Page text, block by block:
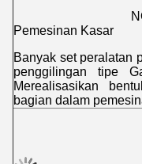
Pemesinan Kasar
Banyak set peralatan
penggilingan tipe
Merealisasikan
bagian dalam